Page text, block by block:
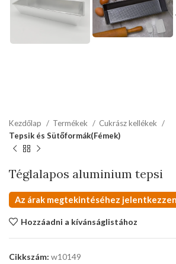
Kezdőlap Termékek
Cukrász kellékek
Tepsik és Sütőformák(Fémek)
Téglalapos aluminium tepsi
Az árak megtekintéséhez
Hozzáadni a kívánságlistához
Cikkszám: w10149